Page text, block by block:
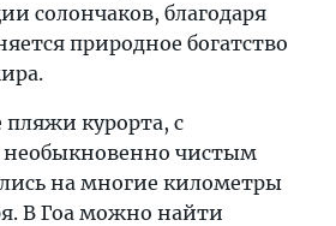
солончаков, благодаря
природное богатство
курорта, с
чистым
на многие километры
В Гоа можно найти